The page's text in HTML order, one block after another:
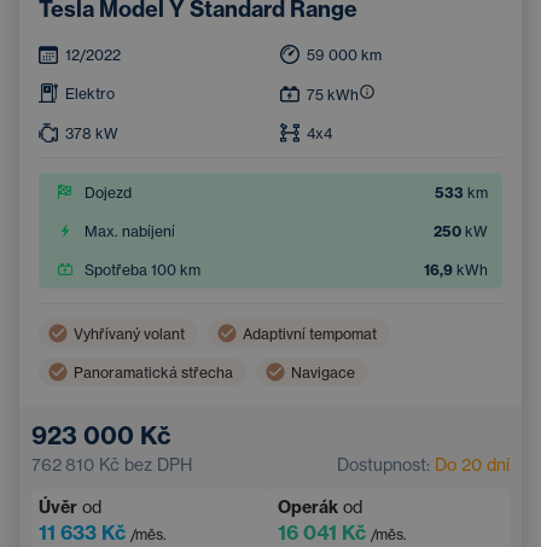
Tesla Model Y Standard Range
12/2022 59 000 km
Elektro 75 kWh
378 kW 4x4
Dojezd 533 km
Max. nabíjení 250 kW
Spotřeba 100 km 16,9 kWh
Vyhřívaný volant Adaptivní tempomat
Panoramatická střecha Navigace
Bluetooth
923 000 Kč
762 810 Kč bez DPH Dostupnost: Do 20 dní
Úvěr od
11 633 Kč /měs.
Operák od
16 041 Kč /měs.